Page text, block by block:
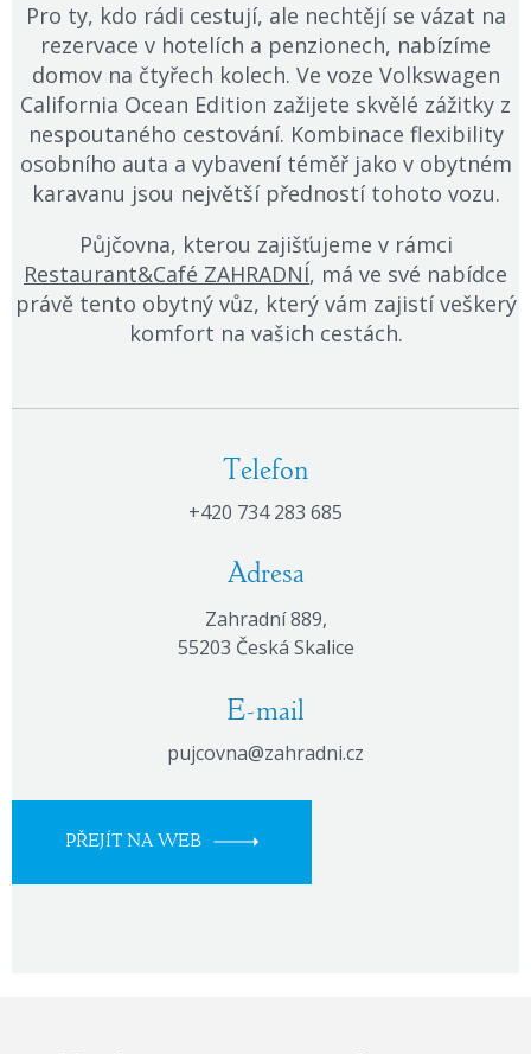
Pro ty, kdo rádi cestují, ale nechtějí se vázat na
rezervace v hotelích a penzionech, nabízíme
domov na čtyřech kolech. Ve voze Volkswagen
California Ocean Edition zažijete skvělé zážitky z
nespoutaného cestování. Kombinace flexibility
osobního auta a vybavení téměř jako v obytném
karavanu jsou největší předností tohoto vozu.
Půjčovna, kterou zajišťujeme v rámci
Restaurant&Café ZAHRADNÍ, má ve své nabídce
právě tento obytný vůz, který vám zajistí veškerý
komfort na vašich cestách.
Telefon
+420 734 283 685
Adresa
Zahradní 889,
55203 Česká Skalice
E-mail
pujcovna@zahradni.cz
PŘEJÍT NA WEB